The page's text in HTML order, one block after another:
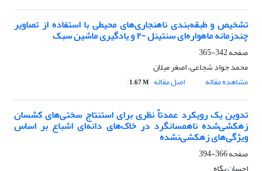
تشخیص و طبقه‌بندی ناهنجاری‌های محیطی با استفاده از تصاویر
چندزمانه ماهواره‌ای سنتینل -۲ و یادگیری ماشین سبک
صفحه342-365
محمد جواد شجاعی، اصغر میلان
مشاهده مقاله
اصل مقاله 1.67 M
تدوین یک رویکرد عمدتاً نظری برای استنتاج سختی‌های کشسان
زهکشی‌شده ناهمسانگرد در خاک‌های دانه‌ای اشباع بر اساس
ویژگی‌های زهکشی‌نشده
صفحه366-394